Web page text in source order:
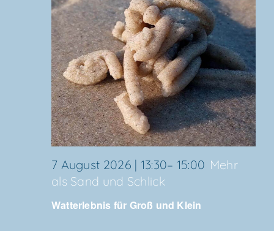
Wat­t­er­leb­nis für Groß und Klein
7 August 2026 | 13:30– 15:00 Mehr
als Sand und Schlick